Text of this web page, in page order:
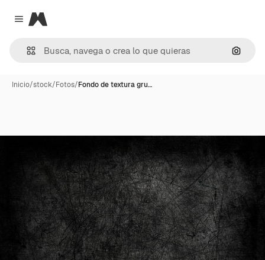
Close menu
Magnific
Inicio/stock/Fotos/Fondo de textura gru…